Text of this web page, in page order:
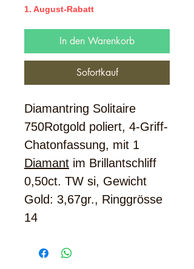
1. August-Rabatt
In den Warenkorb
Sofortkauf
Diamantring Solitaire
750Rotgold poliert, 4-Griff-
Chatonfassung, mit 1
Diamant im Brillantschliff
0,50ct. TW si, Gewicht
Gold: 3,67gr., Ringgrösse
14